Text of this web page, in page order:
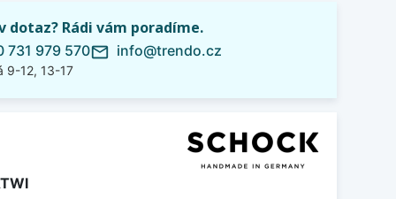
dotaz? Rádi vám poradíme.
731 979 570
9-12, 13-17
mail_outline info@trendo.cz